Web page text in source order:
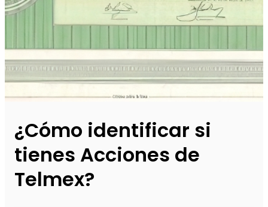
¿Cómo identificar si
tienes Acciones de
Telmex?